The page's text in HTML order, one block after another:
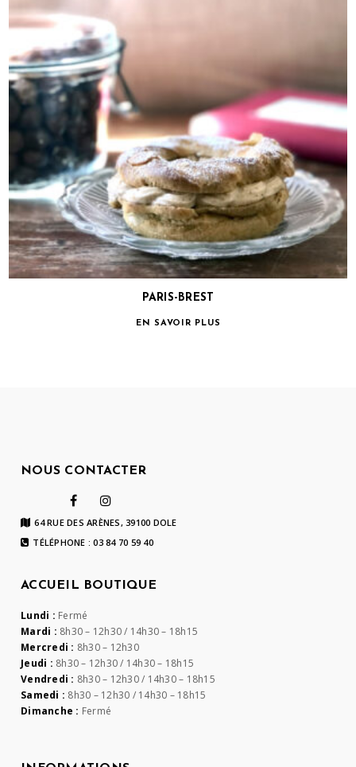
PARIS-BREST
EN SAVOIR PLUS
NOUS CONTACTER
64 RUE DES ARÈNES, 39100 DOLE
TÉLÉPHONE : 03 84 70 59 40
ACCUEIL BOUTIQUE
Lundi : Fermé
Mardi : 8h30 – 12h30 / 14h30 – 18h15
Mercredi : 8h30 – 12h30
Jeudi : 8h30 – 12h30 / 14h30 – 18h15
Vendredi : 8h30 – 12h30 / 14h30 – 18h15
Samedi : 8h30 – 12h30 / 14h30 – 18h15
Dimanche : Fermé